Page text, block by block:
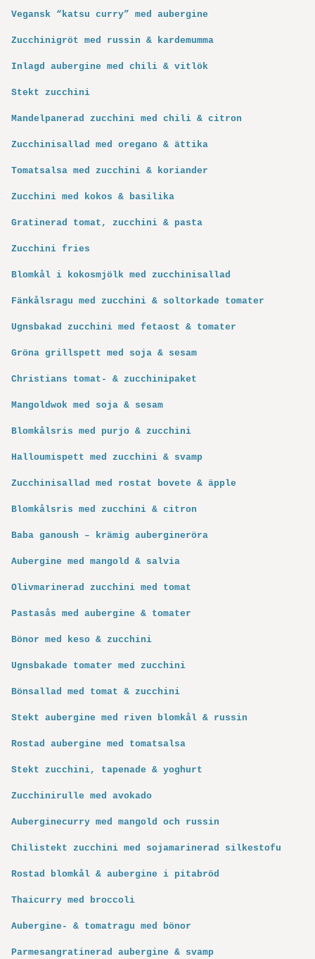
Vegansk “katsu curry” med aubergine
Zucchinigröt med russin & kardemumma
Inlagd aubergine med chili & vitlök
Stekt zucchini
Mandelpanerad zucchini med chili & citron
Zucchinisallad med oregano & ättika
Tomatsalsa med zucchini & koriander
Zucchini med kokos & basilika
Gratinerad tomat, zucchini & pasta
Zucchini fries
Blomkål i kokosmjölk med zucchinisallad
Fänkålsragu med zucchini & soltorkade tomater
Ugnsbakad zucchini med fetaost & tomater
Gröna grillspett med soja & sesam
Christians tomat- & zucchinipaket
Mangoldwok med soja & sesam
Blomkålsris med purjo & zucchini
Halloumispett med zucchini & svamp
Zucchinisallad med rostat bovete & äpple
Blomkålsris med zucchini & citron
Baba ganoush – krämig aubergineröra
Aubergine med mangold & salvia
Olivmarinerad zucchini med tomat
Pastasås med aubergine & tomater
Bönor med keso & zucchini
Ugnsbakade tomater med zucchini
Bönsallad med tomat & zucchini
Stekt aubergine med riven blomkål & russin
Rostad aubergine med tomatsalsa
Stekt zucchini, tapenade & yoghurt
Zucchinirulle med avokado
Auberginecurry med mangold och russin
Chilistekt zucchini med sojamarinerad silkestofu
Rostad blomkål & aubergine i pitabröd
Thaicurry med broccoli
Aubergine- & tomatragu med bönor
Parmesangratinerad aubergine & svamp